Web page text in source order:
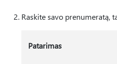
Raskite savo prenumeratą,
Patarimas